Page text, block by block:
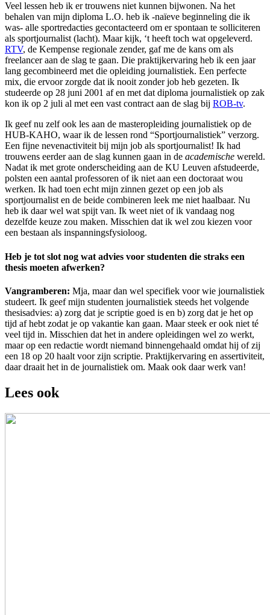
Veel lessen heb ik er trouwens niet kunnen bijwonen. Na het
behalen van mijn diploma L.O. heb ik -naïeve beginneling die ik
was- alle sportredacties gecontacteerd om er spontaan te solliciteren
als sportjournalist (lacht). Maar kijk, ‘t heeft toch wat opgeleverd.
RTV, de Kempense regionale zender, gaf me de kans om als
freelancer aan de slag te gaan. Die praktijkervaring heb ik een jaar
lang gecombineerd met die opleiding journalistiek. Een perfecte
mix, die ervoor zorgde dat ik nooit zonder job heb gezeten. Ik
studeerde op 28 juni 2001 af en met dat diploma journalistiek op zak
kon ik op 2 juli al met een vast contract aan de slag bij ROB-tv.
Ik geef nu zelf ook les aan de masteropleiding journalistiek op de
HUB-KAHO, waar ik de lessen rond “Sportjournalistiek” verzorg.
Een fijne nevenactiviteit bij mijn job als sportjournalist! Ik had
trouwens eerder aan de slag kunnen gaan in de academische wereld.
Nadat ik met grote onderscheiding aan de KU Leuven afstudeerde,
polsten een aantal professoren of ik niet aan een doctoraat wou
werken. Ik had toen echt mijn zinnen gezet op een job als
sportjournalist en de beide combineren leek me niet haalbaar. Nu
heb ik daar wel wat spijt van. Ik weet niet of ik vandaag nog
dezelfde keuze zou maken. Misschien dat ik wel zou kiezen voor
een bestaan als inspanningsfysioloog.
Heb je tot slot nog wat advies voor studenten die straks een
thesis moeten afwerken?
Vangramberen: Mja, maar dan wel specifiek voor wie journalistiek
studeert. Ik geef mijn studenten journalistiek steeds het volgende
thesisadvies: a) zorg dat je scriptie goed is en b) zorg dat je het op
tijd af hebt zodat je op vakantie kan gaan. Maar steek er ook niet té
veel tijd in. Misschien dat het in andere opleidingen wel zo werkt,
maar op een redactie wordt niemand binnengehaald omdat hij of zij
een 18 op 20 haalt voor zijn scriptie. Praktijkervaring en assertiviteit,
daar draait het in de journalistiek om. Maak ook daar werk van!
Lees ook